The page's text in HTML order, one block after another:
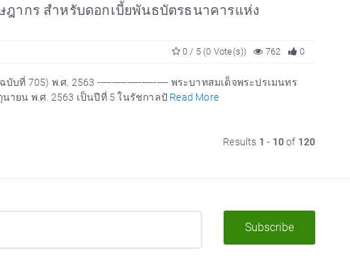
ากร สำหรับดอกเบี้ยพันธบัตรธนาคารแห่ง
0
762
0 / 5 (0 Vote(s))
705) พ.ศ. 2563 ------------------------ พระบาทสมเด็จพระปรเมนทร
ายน พ.ศ. 2563 เป็นปีที่ 5 ในรัชกาลปั Read More
Results 1 - 10of 120
Subscribe